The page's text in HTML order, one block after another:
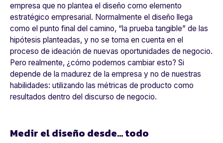
empresa que no plantea el diseño como elemento
estratégico empresarial. Normalmente el diseño llega
como el punto final del camino, “la prueba tangible” de las
hipótesis planteadas, y no se toma en cuenta en el
proceso de ideación de nuevas oportunidades de negocio.
Pero realmente, ¿cómo podemos cambiar esto? Si
depende de la madurez de la empresa y no de nuestras
habilidades: utilizando las métricas de producto como
resultados dentro del discurso de negocio.
Medir el diseño desde... todo